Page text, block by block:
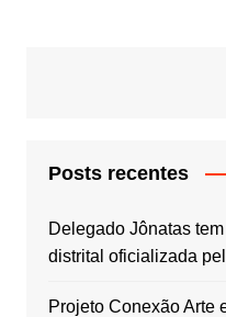
Posts recentes
Delegado Jônatas
distrital oficializada
Projeto Conexão Arte